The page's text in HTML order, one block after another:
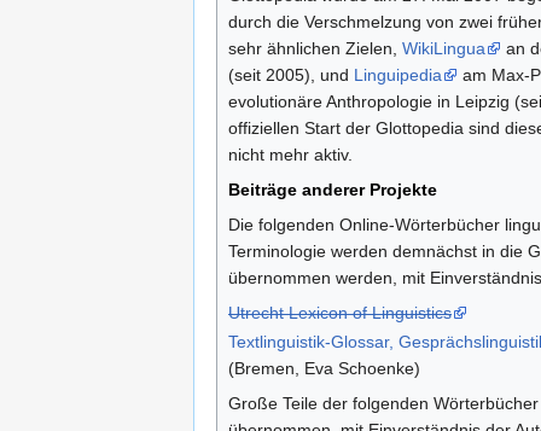
durch die Verschmelzung von zwei
sehr ähnlichen Zielen, WikiLingua
an
(seit 2005), und Linguipedia
am Max-
evolutionäre Anthropologie in Leipzig
offiziellen Start der Glottopedia sind
nicht mehr aktiv.
Beiträge anderer Projekte
Die folgenden Online-Wörterbücher
Terminologie werden demnächst in die
übernommen werden, mit
Utrecht Lexicon of Linguistics
Textlinguistik-Glossar,
(Bremen, Eva Schoenke)
Große Teile der folgenden